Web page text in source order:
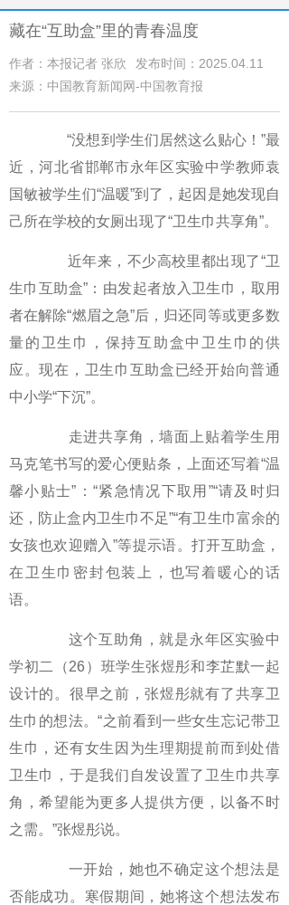
藏在“互助盒”里的青春温度
作者：本报记者 张欣
发布时间：2025.04.11
来源：中国教育新闻网-中国教育报
“没想到学生们居然这么贴心！”最
近，河北省邯郸市永年区实验中学教师袁
国敏被学生们“温暖”到了，起因是她发现自
己所在学校的女厕出现了“卫生巾共享角”。
近年来，不少高校里都出现了“卫
生巾互助盒”：由发起者放入卫生巾，取用
者在解除“燃眉之急”后，归还同等或更多数
量的卫生巾，保持互助盒中卫生巾的供
应。现在，卫生巾互助盒已经开始向普通
中小学“下沉”。
走进共享角，墙面上贴着学生用
马克笔书写的爱心便贴条，上面还写着“温
馨小贴士”：“紧急情况下取用”“请及时归
还，防止盒内卫生巾不足”“有卫生巾富余的
女孩也欢迎赠入”等提示语。打开互助盒，
在卫生巾密封包装上，也写着暖心的话
语。
这个互助角，就是永年区实验中
学初二（26）班学生张煜彤和李芷默一起
设计的。很早之前，张煜彤就有了共享卫
生巾的想法。“之前看到一些女生忘记带卫
生巾，还有女生因为生理期提前而到处借
卫生巾，于是我们自发设置了卫生巾共享
角，希望能为更多人提供方便，以备不时
之需。”张煜彤说。
一开始，她也不确定这个想法是
否能成功。寒假期间，她将这个想法发布